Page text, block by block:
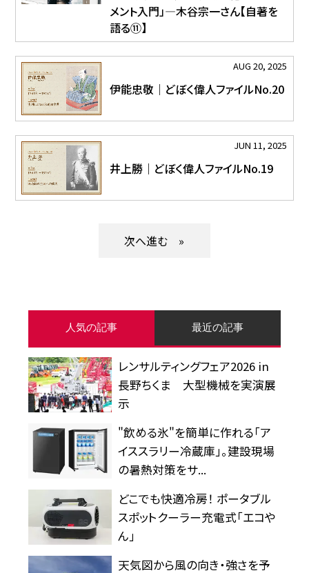
メント入門」―木谷宗一さん【自著を
語る⑪】
AUG 20, 2025
伊能忠敬｜どぼく偉人ファイルNo.20
JUN 11, 2025
井上勝｜どぼく偉人ファイルNo.19
»
人気の記事 最近の記事
レンサルティングフェア2026 in
長野ちくま 大型機械を実演展
示
"飲める氷"を簡単に作れる「ア
イススラリー冷蔵庫」。建設現場
の暑熱対策をサ...
どこでも快適冷房！ ポータブル
スポットクーラー充電式「エコや
ん」
天気図から風の向き・強さを予